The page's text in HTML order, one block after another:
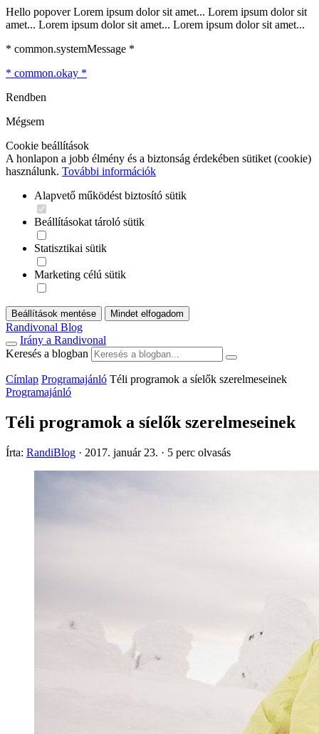
Hello popover Lorem ipsum dolor sit amet... Lorem ipsum dolor sit
amet... Lorem ipsum dolor sit amet... Lorem ipsum dolor sit amet...
* common.systemMessage *
* common.okay *
Rendben
Mégsem
Cookie beállítások
A honlapon a jobb élmény és a biztonság érdekében sütiket (cookie)
használunk. További információk
Alapvető működést biztosító sütik
Beállításokat tároló sütik
Statisztikai sütik
Marketing célú sütik
Beállítások mentése Mindet elfogadom
Randivonal Blog
Irány a Randivonal
Keresés a blogban
Címlap Programajánló Téli programok a síelők szerelmeseinek
Programajánló
Téli programok a síelők szerelmeseinek
Írta: RandiBlog · 2017. január 23. · 5 perc olvasás